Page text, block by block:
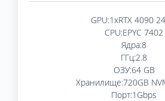
GPU:1xRTX 4090
CPU:EPYC 7402
Ядра:8
ГГц:2.8
ОЗУ:64 GB
Хранилище:720GB
Порт:1Gbps